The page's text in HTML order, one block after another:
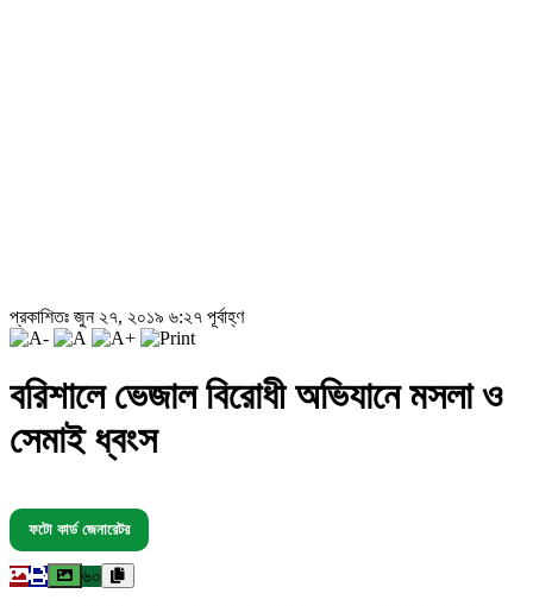
প্রকাশিতঃ জুন ২৭, ২০১৯ ৬:২৭ পূর্বাহ্ণ
বরিশালে ভেজাল বিরোধী অভিযানে মসলা ও
সেমাই ধ্বংস
ফটো কার্ড জেনারেটর
৬০